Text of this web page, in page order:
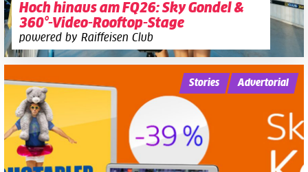
Hoch hinaus am FQ26: Sky Gondel &
360°-Video-Rooftop-Stage
powered by Raiffeisen Club
Stories Advertorial